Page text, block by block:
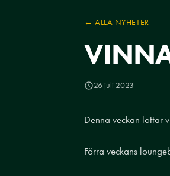
← ALLA NYHETER
26 juli 2023
Denna veckan lottar
Förra veckans